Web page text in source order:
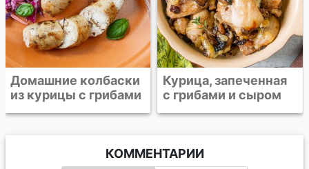
Курица, запеченная
с грибами и сыром
КОММЕНТАРИИ